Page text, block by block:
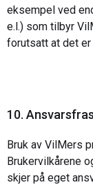
eksempel ved
e.l.) som tilbyr
forutsatt at det
10.
Bruk av VilMers
Brukervilkårene
skjer på eget